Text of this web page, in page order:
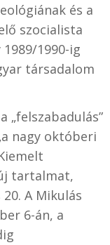
és a
szocialista
1990-ig
társadalom
„felszabadulás”
nagy októberi
tartalmat,
A Mikulás
6-án, a